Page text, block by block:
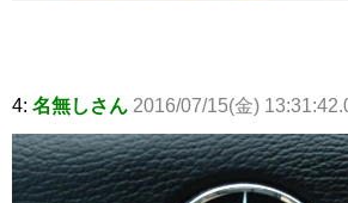
4: 名無しさん 2016/07/15(金)